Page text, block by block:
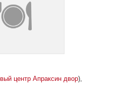
центр Апраксин двор),